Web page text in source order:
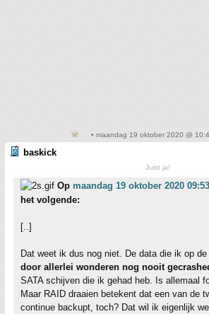
• maandag 19 oktober 2020 @
baskick
Juist ja!
Op maandag 19 oktober 2020 09:53
het volgende:
[..]
Dat weet ik dus nog niet. De data die ik op
door allerlei wonderen nog nooit
SATA schijven die ik gehad heb. Is allemaal
Maar RAID draaien betekent dat een van de
continue backupt, toch? Dat wil ik eigenlijk